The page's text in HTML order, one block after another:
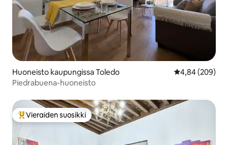
Huoneisto kaupungissa Toledo
4,84 (209)
Piedrabuena-huoneisto
Vieraiden suosikkien parhaimmistoa
Vieraiden suosikki